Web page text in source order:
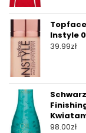
Instyle
39.99zł
98.00zł